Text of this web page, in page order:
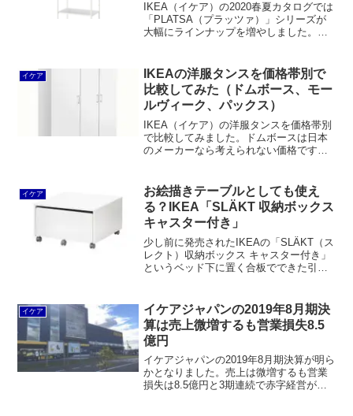
IKEA（イケア）の2020春夏カタログでは
「PLATSA（プラッツァ）」シリーズが
大幅にラインナップを増やしました。ス
スやベストーと比べて分かりにくかった
存在意義が明確になったと思います。無
印良品のスチールユニットシェルフと比
較しても組み合わせに独自性が感じられ
ます。
イケア
IKEAの洋服タンスを価格帯別で
比較してみた（ドムボース、モー
ルヴィーク、パックス）
IKEA（イケア）の洋服タンスを価格帯別
で比較してみました。ドムボースは日本
のメーカーなら考えられない価格です
じがします。パックスはちょっとパーツ
を足すと10万円を超えてしまい、国産家
具が買えそうな値段です。
イケア
お絵描きテーブルとしても使え
る？IKEA「SLÄKT 収納ボックス
キャスター付き」
少し前に発売されたIKEAの「SLÄKT（ス
レクト）収納ボックス キャスター付き」
というベッド下に置く合板でできた引出
はセルフサービスエリアにありました
が、組み立て...
イケア
イケアジャパンの2019年8月期決
算は売上微増するも営業損失8.5
億円
イケアジャパンの2019年8月期決算が明ら
かとなりました。売上は微増するも営業
損失は8.5億円と3期連続で赤字経営が続